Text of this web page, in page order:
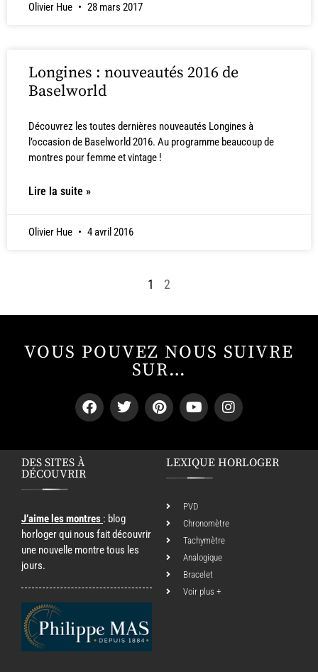
Olivier Hue 28 mars 2017
Longines : nouveautés 2016 de
Baselworld
Découvrez les toutes dernières nouveautés Longines à
l’occasion de Baselworld 2016. Au programme beaucoup de
montres pour femme et vintage !
Lire la suite »
Olivier Hue 4 avril 2016
1 2
VOUS POUVEZ NOUS SUIVRE
SUR…
DES SITES À
DÉCOUVRIR
J’aime les montres : blog
horloger qui nous fait découvrir
une nouvelle montre tous les
jours.
LEXIQUE HORLOGER
PVD
Chronomètre
Tachymètre
Analogique
Bracelet
Voir plus +